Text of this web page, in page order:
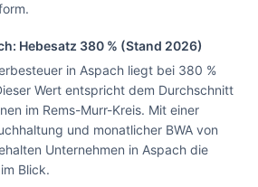
: Hebesatz 380 % (Stand 2026)
in Aspach liegt bei 380 %
Wert entspricht dem Durchschnitt
im Rems-Murr-Kreis. Mit einer
und monatlicher BWA von
Unternehmen in Aspach die
Blick.